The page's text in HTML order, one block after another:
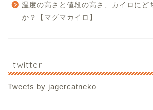
温度の高さと値段の高さ、カイロにど
か？【マグマカイロ】
twitter
Tweets by jagercatneko